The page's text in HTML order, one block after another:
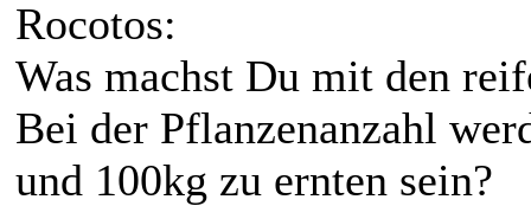
Rocotos:
Was machst Du mit den
Bei der Pflanzenanzahl
und 100kg zu ernten sein?